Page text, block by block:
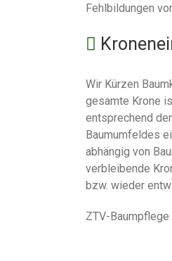
Fehlbildungen
Wir Kürzen
gesamte Krone
entsprechend
Baumumfeldes
abhängig von
verbleibende
bzw. wieder
ZTV-Baumpflege